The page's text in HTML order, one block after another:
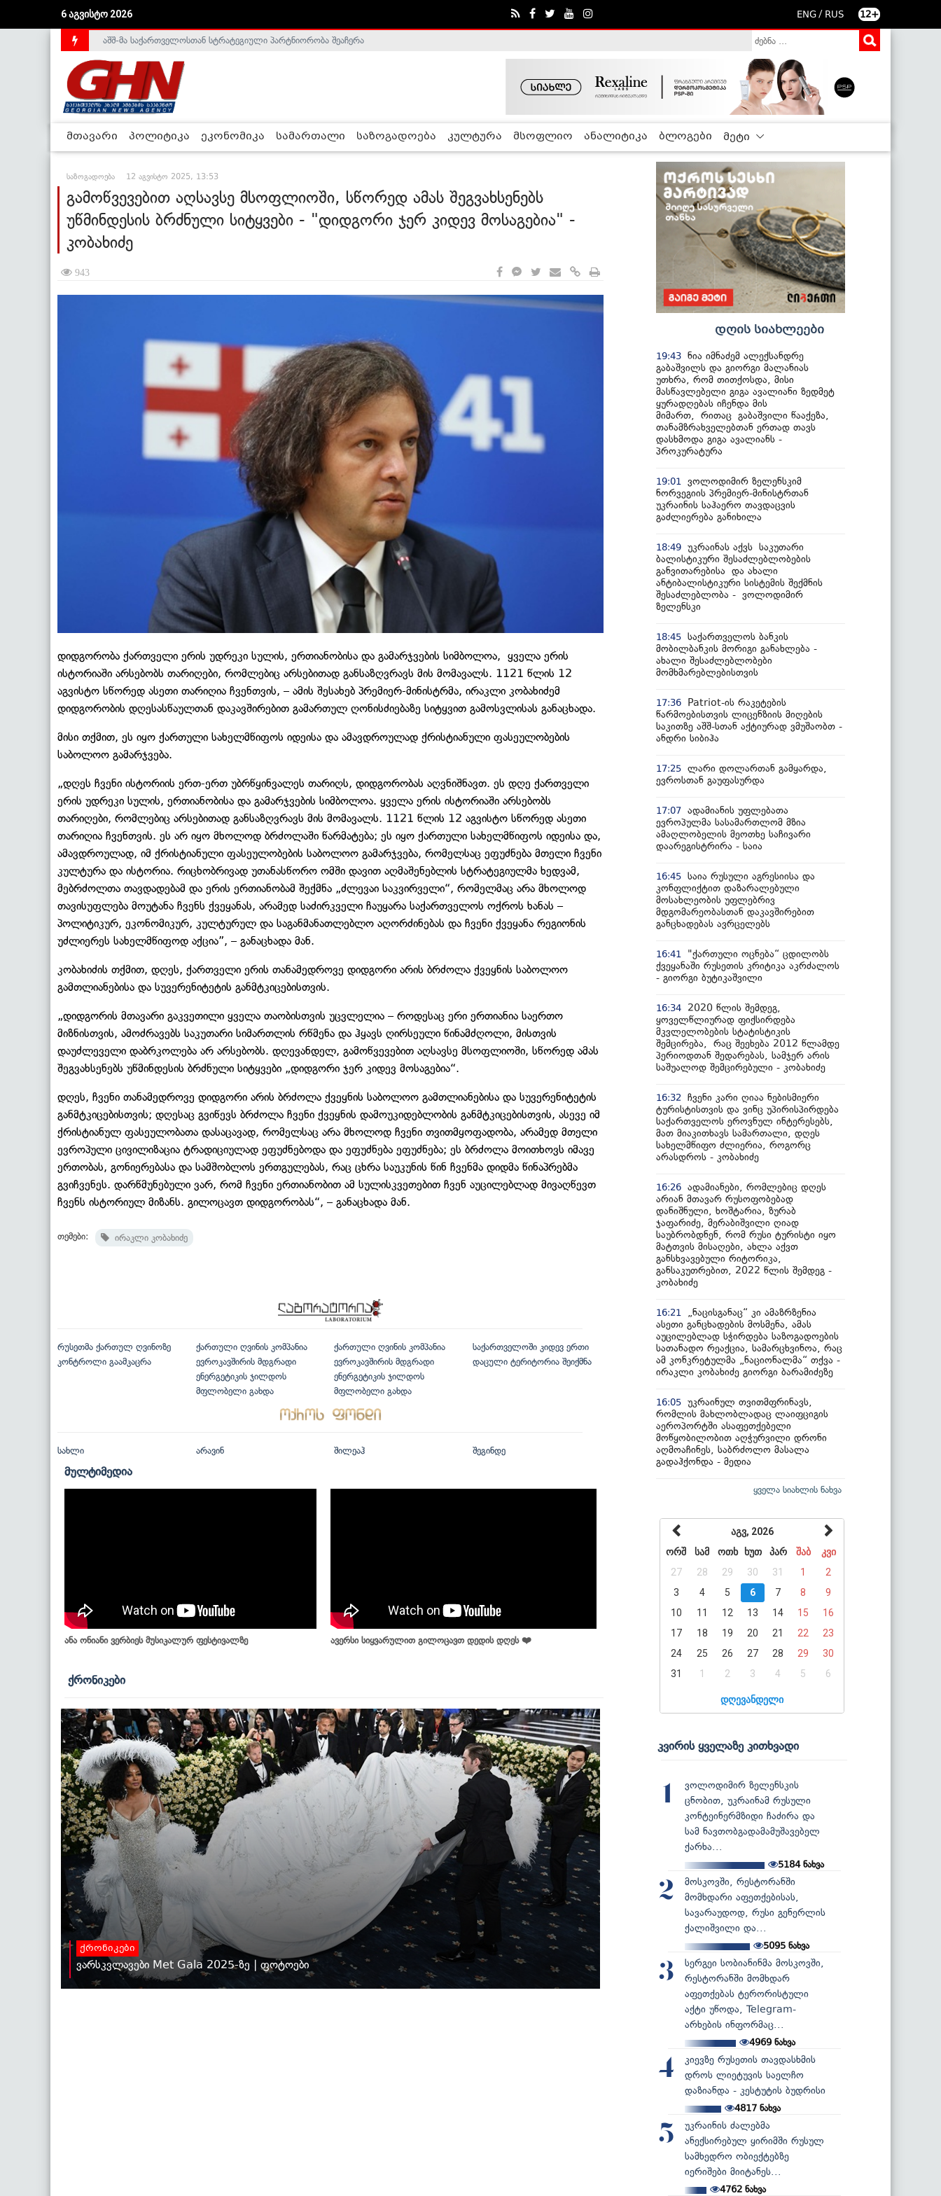
6 აგვისტო 2026 ENG / RUS 12+
საქართველოს დე-ფაქტო მთავრობა არალეგიტიმურია - ჰელსინკის კომისია
აშშ-მა საქართველოსთან სტრატეგიული პარტნიორობა შეაჩერა
მთავარი პოლიტიკა ეკონომიკა სამართალი საზოგადოება კულტურა მსოფლიო ანალიტიკა ბლოგები მეტი
საზოგადოება 12 აგვისტო 2025, 13:53
გამოწვევებით აღსავსე მსოფლიოში, სწორედ ამას შეგვახსენებს
უწმინდესის ბრძნული სიტყვები - "დიდგორი ჯერ კიდევ მოსაგებია" -
კობახიძე
943
დიდგორობა ქართველი ერის უდრეკი სულის, ერთიანობისა და გამარჯვების სიმბოლოა, ყველა ერის
ისტორიაში არსებობს თარიღები, რომლებიც არსებითად განსაზღვრავს მის მომავალს. 1121 წლის 12
აგვისტო სწორედ ასეთი თარიღია ჩვენთვის, – ამის შესახებ პრემიერ-მინისტრმა, ირაკლი კობახიძემ
დიდგორობის დღესასწაულთან დაკავშირებით გამართულ ღონისძიებაზე სიტყვით გამოსვლისას განაცხადა.
მისი თქმით, ეს იყო ქართული სახელმწიფოს იდეისა და ამავდროულად ქრისტიანული ფასეულობების
საბოლოო გამარჯვება.
„დღეს ჩვენი ისტორიის ერთ-ერთ უბრწყინვალეს თარიღს, დიდგორობას აღვნიშნავთ. ეს დღე ქართველი
ერის უდრეკი სულის, ერთიანობისა და გამარჯვების სიმბოლოა. ყველა ერის ისტორიაში არსებობს
თარიღები, რომლებიც არსებითად განსაზღვრავს მის მომავალს. 1121 წლის 12 აგვისტო სწორედ ასეთი
თარიღია ჩვენთვის. ეს არ იყო მხოლოდ ბრძოლაში წარმატება; ეს იყო ქართული სახელმწიფოს იდეისა და,
ამავდროულად, იმ ქრისტიანული ფასეულობების საბოლოო გამარჯვება, რომელსაც ეფუძნება მთელი ჩვენი
კულტურა და ისტორია. რიცხობრივად უთანასწორო ომში დავით აღმაშენებლის სტრატეგიულმა ხედვამ,
მებრძოლთა თავდადებამ და ერის ერთიანობამ შექმნა „ძლევაი საკვირველი“, რომელმაც არა მხოლოდ
თავისუფლება მოუტანა ჩვენს ქვეყანას, არამედ საძირკველი ჩაუყარა საქართველოს ოქროს ხანას –
პოლიტიკურ, ეკონომიკურ, კულტურულ და საგანმანათლებლო აღორძინებას და ჩვენი ქვეყანა რეგიონის
უძლიერეს სახელმწიფოდ აქცია”, – განაცხადა მან.
კობახიძის თქმით, დღეს, ქართველი ერის თანამედროვე დიდგორი არის ბრძოლა ქვეყნის საბოლოო
გამთლიანებისა და სუვერენიტეტის განმტკიცებისთვის.
„დიდგორის მთავარი გაკვეთილი ყველა თაობისთვის უცვლელია – როდესაც ერი ერთიანია საერთო
მიზნისთვის, ამოძრავებს საკუთარი სიმართლის რწმენა და ჰყავს ღირსეული წინამძღოლი, მისთვის
დაუძლეველი დაბრკოლება არ არსებობს. დღევანდელ, გამოწვევებით აღსავსე მსოფლიოში, სწორედ ამას
შეგვახსენებს უწმინდესის ბრძნული სიტყვები „დიდგორი ჯერ კიდევ მოსაგებია“.
დღეს, ჩვენი თანამედროვე დიდგორი არის ბრძოლა ქვეყნის საბოლოო გამთლიანებისა და სუვერენიტეტის
განმტკიცებისთვის; დღესაც გვიწევს ბრძოლა ჩვენი ქვეყნის დამოუკიდებლობის განმტკიცებისთვის, ასევე იმ
ქრისტიანულ ფასეულობათა დასაცავად, რომელსაც არა მხოლოდ ჩვენი თვითმყოფადობა, არამედ მთელი
ევროპული ცივილიზაცია ტრადიციულად ეფუძნებოდა და ეფუძნება ეფუძნება; ეს ბრძოლა მოითხოვს იმავე
ერთობას, გონიერებასა და სამშობლოს ერთგულებას, რაც ცხრა საუკუნის წინ ჩვენმა დიდმა წინაპრებმა
გვიჩვენეს. დარწმუნებული ვარ, რომ ჩვენი ერთიანობით ამ სულისკვეთებით ჩვენ აუცილებლად მივაღწევთ
ჩვენს ისტორიულ მიზანს. გილოცავთ დიდგორობას“, – განაცხადა მან.
თემები: ირაკლი კობახიძე
რუსეთმა ქართულ ღვინოზე
კონტროლი გაამკაცრა
ქართული ღვინის კომპანია
ევროკავშირის მდგრადი
ენერგეტიკის ჯილდოს
მფლობელი გახდა
ქართული ღვინის კომპანია
ევროკავშირის მდგრადი
ენერგეტიკის ჯილდოს
მფლობელი გახდა
საქართველოში კიდევ ერთი
დაცული ტერიტორია შეიქმნა
სახლი არავინ შილეაჰ შეგინდე
მულტიმედია
ანა ონიანი ვერბიეს მუსიკალურ ფესტივალზე ავერსი სიყვარულით გილოცავთ დედის დღეს ❤️
ქრონიკები
ქრონიკები
ვარსკვლავები Met Gala 2025-ზე | ფოტოები
დღის სიახლეები
19:43 ნია იმნაძემ ალექსანდრე
გაბაშვილს და გიორგი მალანიას
უთხრა, რომ თითქოსდა, მისი
მასწავლებელი გიგა ავალიანი ზედმეტ
ყურადღებას იჩენდა მის
მიმართ, რითაც გაბაშვილი წააქეზა,
თანამზრახველებთან ერთად თავს
დასხმოდა გიგა ავალიანს -
პროკურატურა
19:01
ვოლოდიმირ ზელენსკიმ
ნორვეგიის პრემიერ-მინისტრთან
უკრაინის საჰაერო თავდაცვის
გაძლიერება განიხილა
18:49 უკრაინას აქვს საკუთარი
ბალისტიკური შესაძლებლობების
განვითარებისა და ახალი
ანტიბალისტიკური სისტემის შექმნის
შესაძლებლობა - ვოლოდიმირ
ზელენსკი
18:45 საქართველოს ბანკის
მობილბანკის მორიგი განახლება -
ახალი შესაძლებლობები
მომხმარებლებისთვის
17:36
Patriot-ის რაკეტების
წარმოებისთვის ლიცენზიის მიღების
საკითზე აშშ-სთან აქტიურად ვმუშაობთ -
ანდრი სიბიჰა
17:25 ლარი დოლართან გამყარდა,
ევროსთან გაუფასურდა
17:07 ადამიანის უფლებათა
ევროპულმა სასამართლომ მზია
ამაღლობელის მეოთხე საჩივარი
დაარეგისტრირა - საია
16:45 საია რუსული აგრესიისა და
კონფლიქტით დაზარალებული
მოსახლეობის უფლებრივ
მდგომარეობასთან დაკავშირებით
განცხადებას ავრცელებს
16:41
"ქართული ოცნება“ ცდილობს
ქვეყანაში რუსეთის კრიტიკა აკრძალოს
- გიორგი ბუტიკაშვილი
16:34
2020 წლის შემდეგ,
ყოველწლიურად ფიქსირდება
მკვლელობების სტატისტიკის
შემცირება, რაც შეეხება 2012 წლამდე
პერიოდთან შედარებას, სამჯერ არის
საშუალოდ შემცირებული - კობახიძე
16:32
ჩვენი კარი ღიაა ნებისმიერი
ტურისტისთვის და ვინც უპირისპირდება
საქართველოს ეროვნულ ინტერესებს,
მათ მიაკითხავს სამართალი, დღეს
სახელმწიფო ძლიერია, როგორც
არასდროს - კობახიძე
16:26 ადამიანები, რომლებიც დღეს
არიან მთავარ რუსოფობებად
დანიშნული, ხოშტარია, ზურაბ
ჯაფარიძე, მერაბიშვილი ღიად
საუბრობდნენ, რომ რუსი ტურისტი იყო
მატთვის მისაღები, ახლა აქვთ
განსხვავებული რიტორიკა,
განსაკუთრებით, 2022 წლის შემდეგ -
კობახიძე
16:21
„ნაცისგანაც“ კი ამაზრზენია
ასეთი განცხადების მოსმენა, ამას
აუცილებლად სჭირდება საზოგადოების
სათანადო რეაქცია, სამარცხვინოა, რაც
ამ კონკრეტულმა „ნაციონალმა“ თქვა -
ირაკლი კობახიძე გიორგი ბარამიძეზე
16:05 უკრაინულ თვითმფრინავს,
რომლის მახლობლადაც ლაიფციგის
აეროპორტში ასაფეთქებელი
მოწყობილობით აღჭურვილი დრონი
აღმოაჩინეს, საბრძოლო მასალა
გადაჰქონდა - მედია
ყველა სიახლის ნახვა
აგვ, 2026
ორშ
სამ ოთხ ხუთ პარ შაბ
კვი
27
28 29 30 31 1
2
3
4 5 6 7 8
9
10
11 12 13 14 15
16
17
18 19 20 21 22
23
24
25 26 27 28 29
30
31
1 2 3 4 5 6
დღევანდელი
კვირის ყველაზე კითხვადი
1
ვოლოდიმირ ზელენსკის
ცნობით, უკრაინამ რუსული
კონტეინერმზიდი ჩაძირა და
სამ ნავთობგადამამუშავებელ
ქარხა...
5184ნახვა
2
მოსკოვში, რესტორანში
მომხდარი აფეთქებისას,
სავარაუდოდ, რუსი გენერლის
ქალიშვილი და...
5095 ნახვა
3
სერგეი სობიანინმა მოსკოვში,
რესტორანში მომხდარ
აფეთქებას ტერორისტული
აქტი უწოდა, Telegram-
არხების ინფორმაც...
4969ნახვა
4
კიევზე რუსეთის თავდასხმის
დროს ლიეტუვის საელჩო
დაზიანდა - კესტუტის ბუდრისი
4817ნახვა
5
უკრაინის ძალებმა
ანექსირებულ ყირიმში რუსულ
სამხედრო ობიექტებზე
იერიშები მიიტანეს...
4762 ნახვა